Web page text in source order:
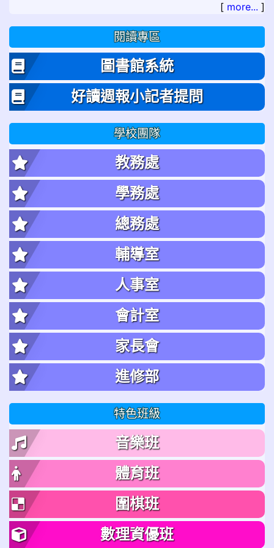
[ more... ]
閱讀專區
圖書館系統
好讀週報小記者提問
學校團隊
教務處
學務處
總務處
輔導室
人事室
會計室
家長會
進修部
特色班級
音樂班
體育班
圍棋班
數理資優班